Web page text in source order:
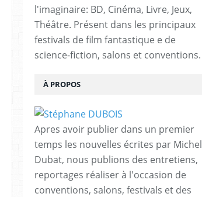
l'imaginaire: BD, Cinéma, Livre, Jeux,
Théâtre. Présent dans les principaux
festivals de film fantastique e de
science-fiction, salons et conventions.
À PROPOS
Apres avoir publier dans un premier
temps les nouvelles écrites par Michel
Dubat, nous publions des entretiens,
reportages réaliser à l'occasion de
conventions, salons, festivals et des